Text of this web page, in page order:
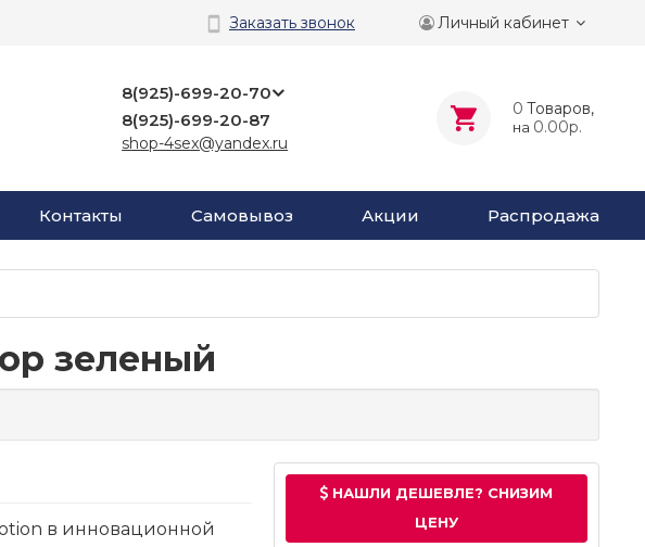
Заказать звонок Личный кабинет
8(925)-699-20-70
8(925)-699-20-87
shop-4sex@yandex.ru
0 Tоваров,
на 0.00р.
Контакты Самовывоз Акции Распродажа
зеленый
в инновационной
НАШЛИ ДЕШЕВЛЕ? СНИЗИМ
ЦЕНУ